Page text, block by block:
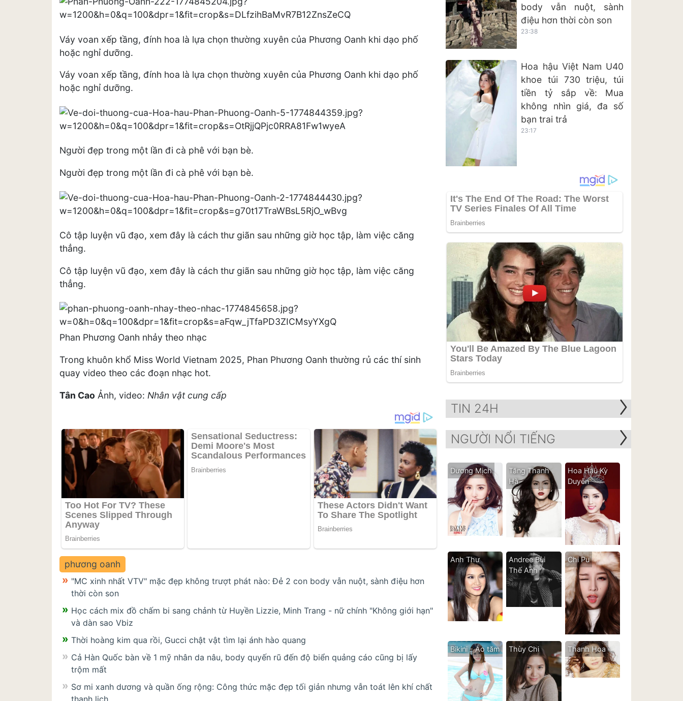
Váy voan xếp tầng, đính hoa là lựa chọn thường xuyên của Phương Oanh khi dạo phố
hoặc nghỉ dưỡng.
Váy voan xếp tầng, đính hoa là lựa chọn thường xuyên của Phương Oanh khi dạo phố
hoặc nghỉ dưỡng.
Người đẹp trong một lần đi cà phê với bạn bè.
Người đẹp trong một lần đi cà phê với bạn bè.
Cô tập luyện vũ đạo, xem đây là cách thư giãn sau những giờ học tập, làm việc căng
thẳng.
Cô tập luyện vũ đạo, xem đây là cách thư giãn sau những giờ học tập, làm việc căng
thẳng.
Phan Phương Oanh nhảy theo nhạc
Trong khuôn khổ Miss World Vietnam 2025, Phan Phương Oanh thường rủ các thí sinh
quay video theo các đoạn nhạc hot.
Tân Cao Ảnh, video: Nhân vật cung cấp
phương oanh
"MC xinh nhất VTV" mặc đẹp không trượt phát nào: Đẻ 2 con body vẫn nuột, sành điệu hơn
thời còn son
Học cách mix đồ chấm bi sang chảnh từ Huyền Lizzie, Minh Trang - nữ chính "Không giới hạn"
và dàn sao Vbiz
Thời hoàng kim qua rồi, Gucci chật vật tìm lại ánh hào quang
Cả Hàn Quốc bàn về 1 mỹ nhân da nâu, body quyến rũ đến độ biển quảng cáo cũng bị lấy
trộm mất
Sơ mi xanh dương và quần ống rộng: Công thức mặc đẹp tối giản nhưng vẫn toát lên khí chất
thanh lịch
body vẫn nuột, sành
điệu hơn thời còn son
23:38
Hoa hậu Việt Nam U40
khoe túi 730 triệu, túi
tiền tỷ sắp về: Mua
không nhìn giá, đa số
bạn trai trả
23:17
TIN 24H
NGƯỜI NỔI TIẾNG
Dương Mịch
Tăng Thanh
Hà
Hoa Hậu Kỳ
Duyên
Anh Thư
Andree Bùi
Thế Anh
Chi Pu
Bikini - Áo tăm Thùy Chi Thanh Hoa